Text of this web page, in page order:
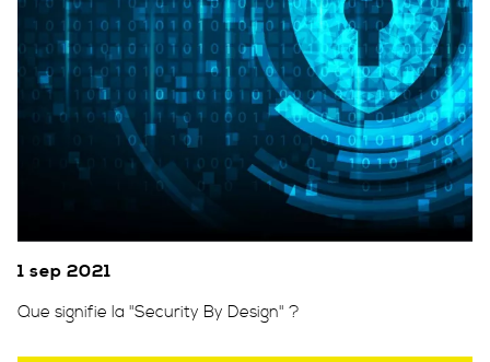
1 sep 2021
Que signifie la "Security By Design" ?